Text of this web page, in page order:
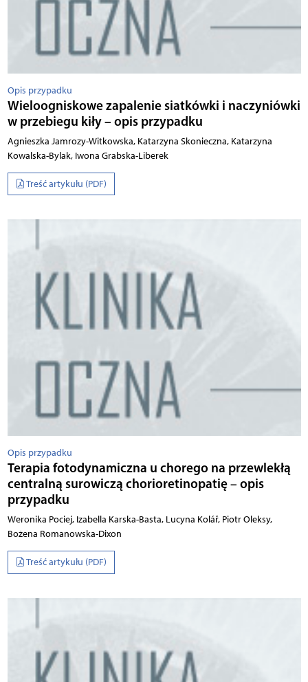
Opis przypadku
Wieloogniskowe zapalenie siatkówki i naczyniówki
w przebiegu kiły – opis przypadku
Agnieszka Jamrozy-Witkowska, Katarzyna Skonieczna, Katarzyna
Kowalska-Bylak, Iwona Grabska-Liberek
Treść artykułu (PDF)
Opis przypadku
Terapia fotodynamiczna u chorego na przewlekłą
centralną surowiczą chorioretinopatię – opis
przypadku
Weronika Pociej, Izabella Karska-Basta, Lucyna Kolář, Piotr Oleksy,
Bożena Romanowska-Dixon
Treść artykułu (PDF)